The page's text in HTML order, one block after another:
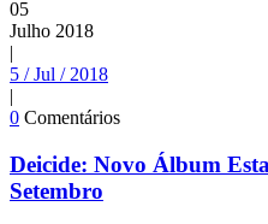
05
Julho 2018
|
5 / Jul / 2018
|
0 Comentários
Deicide: Novo Álbum
Setembro